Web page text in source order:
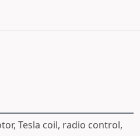
Tesla coil, radio control,